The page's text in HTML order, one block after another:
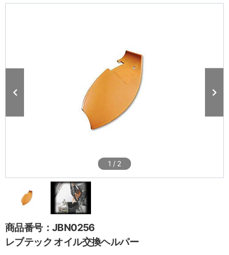
1 / 2
商品番号：JBN0256
レブテック オイル交換ヘルパー